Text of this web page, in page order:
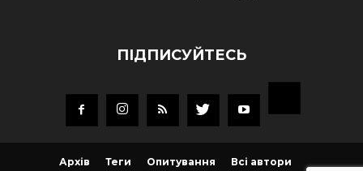
ПІДПИСУЙТЕСЬ
Архів Теги Опитування Всі автори